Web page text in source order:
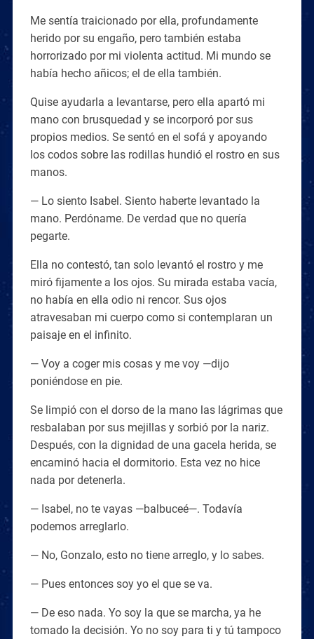
Me sentía traicionado por ella, profundamente
herido por su engaño, pero también estaba
horrorizado por mi violenta actitud. Mi mundo se
había hecho añicos; el de ella también.
Quise ayudarla a levantarse, pero ella apartó mi
mano con brusquedad y se incorporó por sus
propios medios. Se sentó en el sofá y apoyando
los codos sobre las rodillas hundió el rostro en sus
manos.
— Lo siento Isabel. Siento haberte levantado la
mano. Perdóname. De verdad que no quería
pegarte.
Ella no contestó, tan solo levantó el rostro y me
miró fijamente a los ojos. Su mirada estaba vacía,
no había en ella odio ni rencor. Sus ojos
atravesaban mi cuerpo como si contemplaran un
paisaje en el infinito.
— Voy a coger mis cosas y me voy —dijo
poniéndose en pie.
Se limpió con el dorso de la mano las lágrimas que
resbalaban por sus mejillas y sorbió por la nariz.
Después, con la dignidad de una gacela herida, se
encaminó hacia el dormitorio. Esta vez no hice
nada por detenerla.
— Isabel, no te vayas —balbuceé—. Todavía
podemos arreglarlo.
— No, Gonzalo, esto no tiene arreglo, y lo sabes.
— Pues entonces soy yo el que se va.
— De eso nada. Yo soy la que se marcha, ya he
tomado la decisión. Yo no soy para ti y tú tampoco